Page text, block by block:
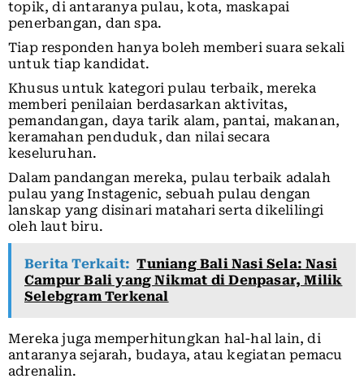
topik, di antaranya pulau, kota, maskapai
penerbangan, dan spa.
Tiap responden hanya boleh memberi suara sekali
untuk tiap kandidat.
Khusus untuk kategori pulau terbaik, mereka
memberi penilaian berdasarkan aktivitas,
pemandangan, daya tarik alam, pantai, makanan,
keramahan penduduk, dan nilai secara
keseluruhan.
Dalam pandangan mereka, pulau terbaik adalah
pulau yang Instagenic, sebuah pulau dengan
lanskap yang disinari matahari serta dikelilingi
oleh laut biru.
Berita Terkait: Tuniang Bali Nasi Sela: Nasi
Campur Bali yang Nikmat di Denpasar, Milik
Selebgram Terkenal
Mereka juga memperhitungkan hal-hal lain, di
antaranya sejarah, budaya, atau kegiatan pemacu
adrenalin.